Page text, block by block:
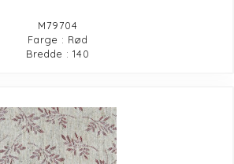
M79704
Farge : Rød
Bredde : 140